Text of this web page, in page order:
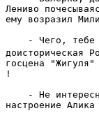
Лениво
ему возразил
- Чего, тебе
доисторическая
госцена
!
- Не
настроение